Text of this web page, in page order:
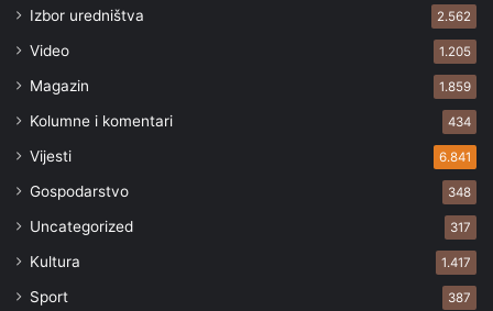
Izbor uredništva 2.562
Video 1.205
Magazin 1.859
Kolumne i komentari 434
Vijesti 6.841
Gospodarstvo 348
Uncategorized 317
Kultura 1.417
Sport 387